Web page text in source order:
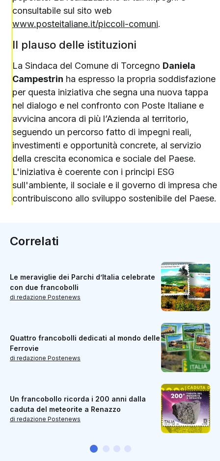
consultabile sul sito web
www.posteitaliane.it/piccoli-comuni.
Il plauso delle istituzioni
La Sindaca del Comune di Torcegno Daniela
Campestrin ha espresso la propria soddisfazione
per questa iniziativa che segna una nuova tappa
nel dialogo e nel confronto con Poste Italiane e
avvicina ancora di più l’Azienda al territorio,
seguendo un percorso fatto di impegni reali,
investimenti e opportunità concrete, al servizio
della crescita economica e sociale del Paese.
L'iniziativa è coerente con i principi ESG
sull'ambiente, il sociale e il governo di impresa che
contribuiscono allo sviluppo sostenibile del Paese.
Correlati
Le meraviglie dei Parchi d’Italia celebrate
con due francobolli
di redazione Postenews
Quattro francobolli dedicati al mondo delle
Ferrovie
di redazione Postenews
Un francobollo ricorda i 200 anni dalla
caduta del meteorite a Renazzo
di redazione Postenews